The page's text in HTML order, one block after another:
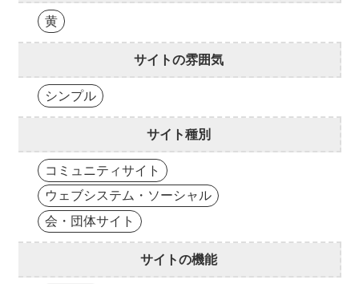
黄
サイトの雰囲気
シンプル
サイト種別
コミュニティサイト
ウェブシステム・ソーシャル
会・団体サイト
サイトの機能